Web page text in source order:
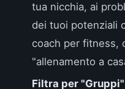
tua nicchia, ai
dei tuoi potenziali
coach per fitness,
"allenamento a
Filtra per